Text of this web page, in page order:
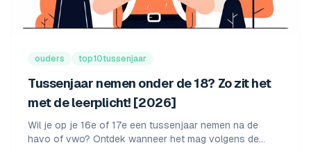
ouders top10tussenjaar
Tussenjaar nemen onder de 18? Zo zit het
met de leerplicht! [2026]
Wil je op je 16e of 17e een tussenjaar nemen na de
havo of vwo? Ontdek wanneer het mag volgens de